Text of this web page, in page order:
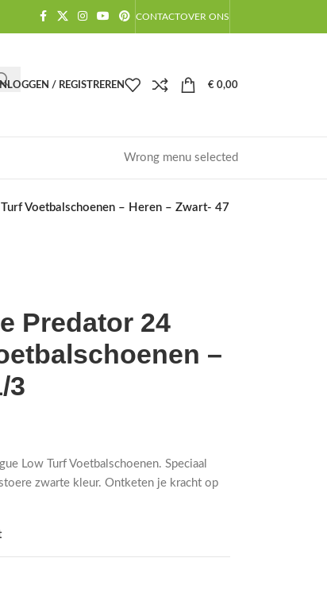
CONTACTOVER ONS
/ REGISTREREN € 0,00
Wrong menu selected
Voetbalschoenen – Heren – Zwart- 47
Predator 24
–
3
Low Turf Voetbalschoenen. Speciaal
zwarte kleur. Ontketen je kracht op